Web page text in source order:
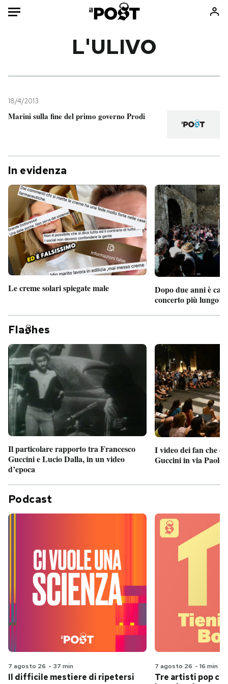
Mondo
Politica
Scienza
Cultura
Economia
Sport
Consumismi
Media
Altrecose
Mondiali calcio 2026
PODCAST
I MIEI PREFERITI
SHOP
CALENDARIO
AREA PERSONALE
Entra
L'ULIVO
18/4/2013
Marini sulla fine del primo governo Prodi
In evidenza
Le creme solari spiegate male
Dopo due anni è
concerto più lungo
Fla hes
Il particolare rapporto tra Francesco
Guccini e Lucio Dalla, in un video
d’epoca
I video dei fan che
Guccini in via Paolo
Podcast
7 agosto 26 - 37 min
Il difficile mestiere di ripetersi
7 agosto 26 - 16 min
Tre artisti pop